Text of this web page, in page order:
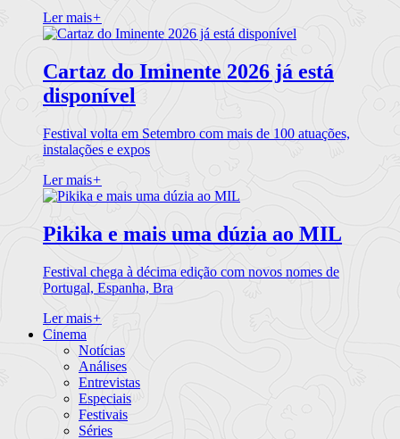
Ler mais+
Cartaz do Iminente 2026 já está
disponível
Festival volta em Setembro com mais de 100 atuações,
instalações e expos
Ler mais+
Pikika e mais uma dúzia ao MIL
Festival chega à décima edição com novos nomes de
Portugal, Espanha, Bra
Ler mais+
Cinema
Notícias
Análises
Entrevistas
Especiais
Festivais
Séries